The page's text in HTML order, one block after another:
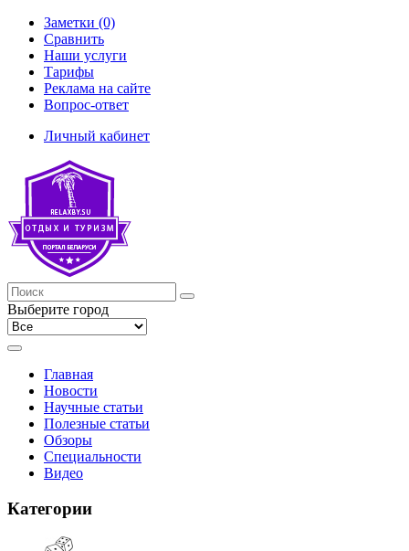
Заметки (0)
Сравнить
Наши услуги
Тарифы
Реклама на сайте
Вопрос-ответ
Личный кабинет
Выберите город
Главная
Новости
Научные статьи
Полезные статьи
Обзоры
Специальности
Видео
Категории